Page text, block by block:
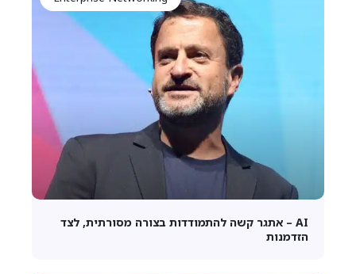
AI – אתגר קשה להתמודדות בצורה מסורתית, לצד
הזדמנות